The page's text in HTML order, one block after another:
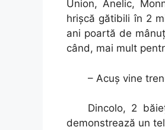
Union, Anelic,
hrişcă gătibili în 2
ani poartă de
când, mai mult
– Acuş vine
Dincolo, 2
demonstrează un